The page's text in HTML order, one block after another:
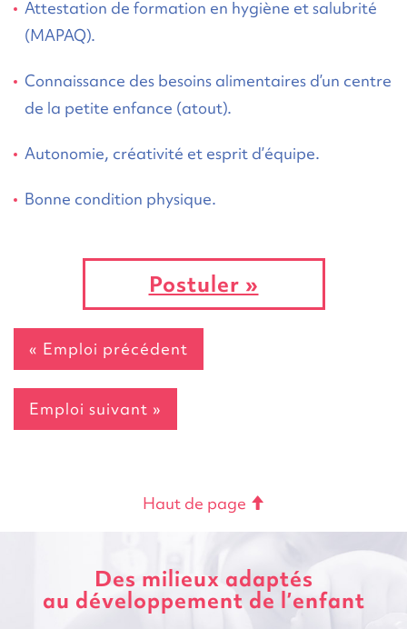
Attestation de formation en hygiène et salubrité
(MAPAQ).
Connaissance des besoins alimentaires d’un centre
de la petite enfance (atout).
Autonomie, créativité et esprit d’équipe.
Bonne condition physique.
Postuler »
« Emploi précédent
Emploi suivant »
Haut de page
Des milieux adaptés
au développement de l’enfant